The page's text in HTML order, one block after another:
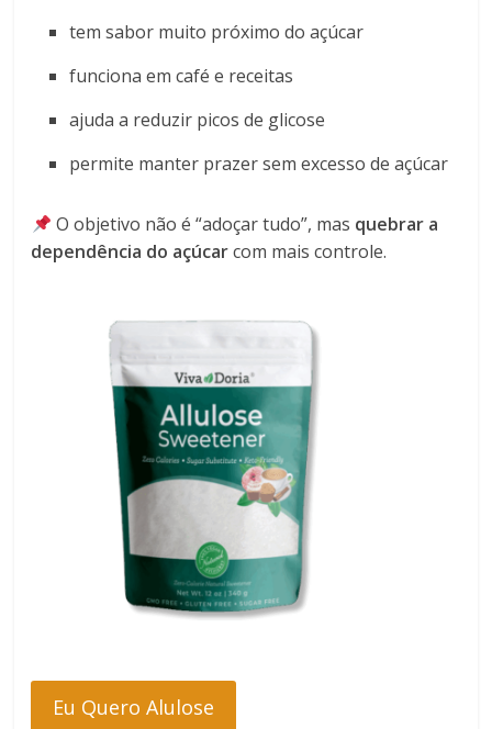
tem sabor muito próximo do açúcar
funciona em café e receitas
ajuda a reduzir picos de glicose
permite manter prazer sem excesso de açúcar
O objetivo não é “adoçar tudo”, mas quebrar a
dependência do açúcarcom mais controle.
Eu Quero Alulose